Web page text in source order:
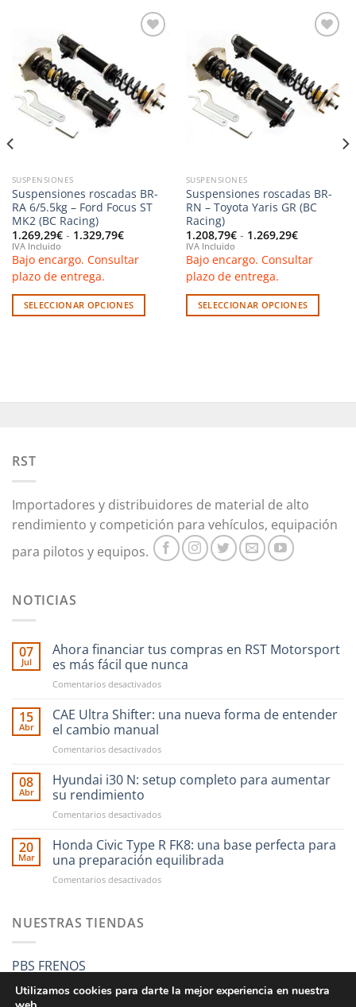
deseos
SUSPENSIONES
Suspensiones roscadas BR-
RA 6/5.5kg – Ford Focus ST
MK2 (BC Racing)
1.269,29€ - 1.329,79€Rango
de
precios:
desde
1.329,79€
IVA Incluido
Bajo encargo. Consultar
plazo de entrega.
SELECCIONAR OPCIONES
Las
pueden
la
página
producto
deseos
SUSPENSIONES
Suspensiones roscadas BR-
RN – Toyota Yaris GR (BC
Racing)
1.208,79€ - 1.269,29€Rango
de
precios:
desde
1.269,29€
IVA Incluido
Bajo encargo. Consultar
plazo de entrega.
SELECCIONAR OPCIONES
Las
la
página
de
producto
RST
Importadores y distribuidores de material de alto
rendimiento y competición para vehículos, equipación
para pilotos y equipos.
NOTICIAS
07
Jul
Ahora financiar tus compras en RST Motorsport
es más fácil que nunca
Comentarios desactivadosen
financiar
tus
en
Motorsport
fácil
nunca
15
Abr
CAE Ultra Shifter: una nueva forma de entender
el cambio manual
Comentarios desactivadosen
Ultra
Shifter:
nueva
de
entender
cambio
08
Abr
Hyundai i30 N: setup completo para aumentar
su rendimiento
Comentarios desactivadosen
i30
N:
setup
completo
20
Mar
Honda Civic Type R FK8: una base perfecta para
una preparación equilibrada
Comentarios desactivadosen
base
perfecta
NUESTRAS TIENDAS
PBS FRENOS
Utilizamos cookies para darte la mejor experiencia en nuestra